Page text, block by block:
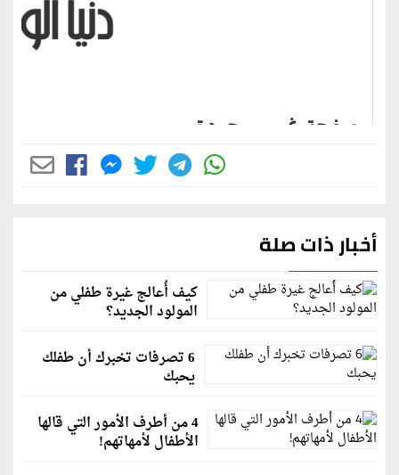
أخبار ذات صلة
كيف أُعالج غيرة طفلي من
المولود الجديد؟
6 تصرفات تخبرك أن طفلك
يحبك
4 من أطرف الأمور التي قالها
الأطفال لأمهاتهم!